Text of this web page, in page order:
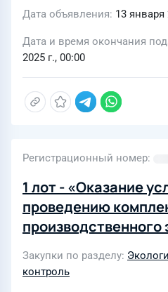
Дата объявления 13 января
Дата и время окончания
2025 г., 00:00
Регистрационный номер
1 лот - «Оказание
проведению
производственного
Кравцовском
Закупки по разделу
контроль